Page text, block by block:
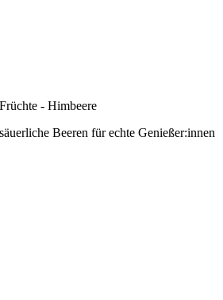
- Himbeere
Beeren für echte Genießer:innen